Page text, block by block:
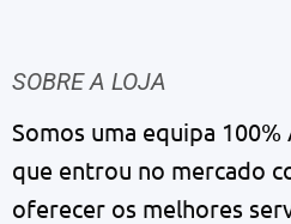
SOBRE A LOJA
Somos uma equipa
que entrou no mercado
oferecer os melhores